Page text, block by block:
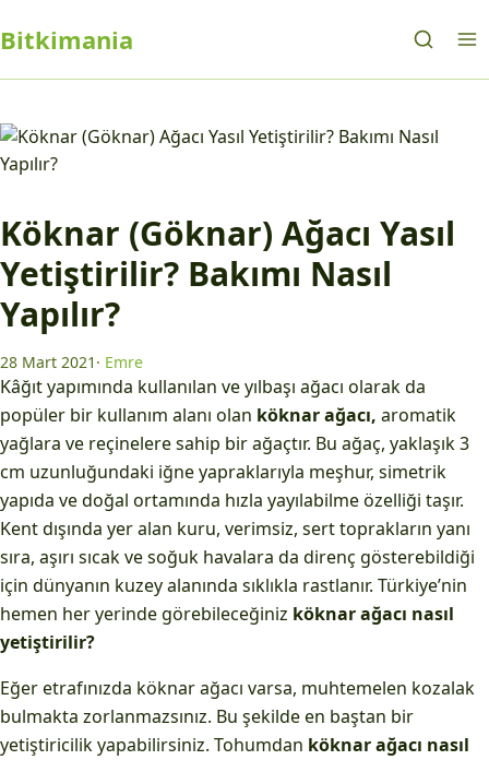
Bitkimania
Köknar (Göknar) Ağacı Yasıl
Yetiştirilir? Bakımı Nasıl
Yapılır?
28 Mart 2021 · Emre
Kâğıt yapımında kullanılan ve yılbaşı ağacı olarak da
popüler bir kullanım alanı olan köknar ağacı, aromatik
yağlara ve reçinelere sahip bir ağaçtır. Bu ağaç, yaklaşık 3
cm uzunluğundaki iğne yapraklarıyla meşhur, simetrik
yapıda ve doğal ortamında hızla yayılabilme özelliği taşır.
Kent dışında yer alan kuru, verimsiz, sert toprakların yanı
sıra, aşırı sıcak ve soğuk havalara da direnç gösterebildiği
için dünyanın kuzey alanında sıklıkla rastlanır. Türkiye’nin
hemen her yerinde görebileceğiniz köknar ağacı nasıl
yetiştirilir?
Eğer etrafınızda köknar ağacı varsa, muhtemelen kozalak
bulmakta zorlanmazsınız. Bu şekilde en baştan bir
yetiştiricilik yapabilirsiniz. Tohumdan köknar ağacı nasıl